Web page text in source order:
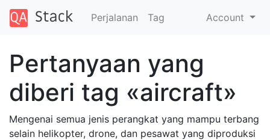
Perjalanan Tag Account
Pertanyaan yang
diberi tag «aircraft»
Mengenai semua jenis perangkat yang mampu terbang
selain helikopter, drone, dan pesawat yang diproduksi